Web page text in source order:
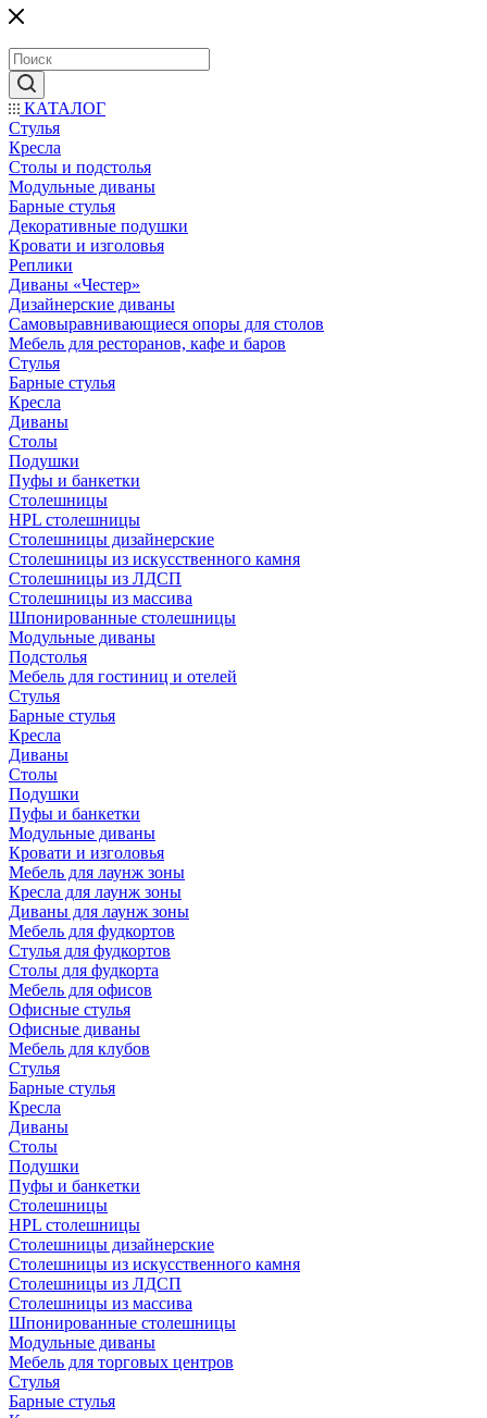
КАТАЛОГ
Стулья
Кресла
Столы и подстолья
Модульные диваны
Барные стулья
Декоративные подушки
Кровати и изголовья
Реплики
Диваны «Честер»
Дизайнерские диваны
Самовыравнивающиеся опоры для столов
Мебель для ресторанов, кафе и баров
Стулья
Барные стулья
Кресла
Диваны
Столы
Подушки
Пуфы и банкетки
Столешницы
HPL столешницы
Столешницы дизайнерские
Столешницы из искусственного камня
Столешницы из ЛДСП
Столешницы из массива
Шпонированные столешницы
Модульные диваны
Подстолья
Мебель для гостиниц и отелей
Стулья
Барные стулья
Кресла
Диваны
Столы
Подушки
Пуфы и банкетки
Модульные диваны
Кровати и изголовья
Мебель для лаунж зоны
Кресла для лаунж зоны
Диваны для лаунж зоны
Мебель для фудкортов
Стулья для фудкортов
Столы для фудкорта
Мебель для офисов
Офисные стулья
Офисные диваны
Мебель для клубов
Стулья
Барные стулья
Кресла
Диваны
Столы
Подушки
Пуфы и банкетки
Столешницы
HPL столешницы
Столешницы дизайнерские
Столешницы из искусственного камня
Столешницы из ЛДСП
Столешницы из массива
Шпонированные столешницы
Модульные диваны
Мебель для торговых центров
Стулья
Барные стулья